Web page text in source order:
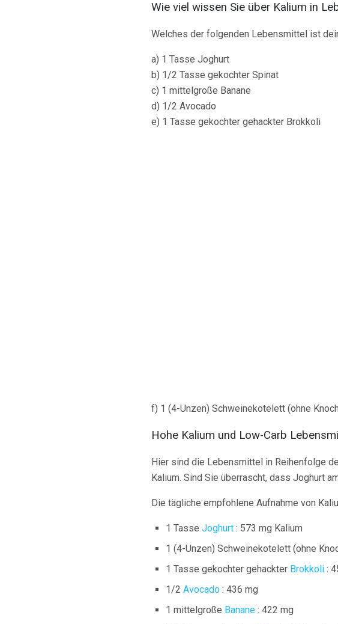
Wie viel wissen Sie über Kalium in
Welches der folgenden Lebensmittel ist
a) 1 Tasse Joghurt
b) 1/2 Tasse gekochter Spinat
c) 1 mittelgroße Banane
d) 1/2 Avocado
e) 1 Tasse gekochter gehackter Brokkoli
f) 1 (4-Unzen) Schweinekotelett (ohne
Hohe Kalium und Low-Carb
Hier sind die Lebensmittel in Reihenfolge
Kalium. Sind Sie überrascht, dass Joghurt
Die tägliche empfohlene Aufnahme von
1 Tasse Joghurt : 573 mg Kalium
1 (4-Unzen) Schweinekotelett (ohne
1 Tasse gekochter gehackter Brokkoli :
1/2 Avocado : 436 mg
1 mittelgroße Banane : 422 mg